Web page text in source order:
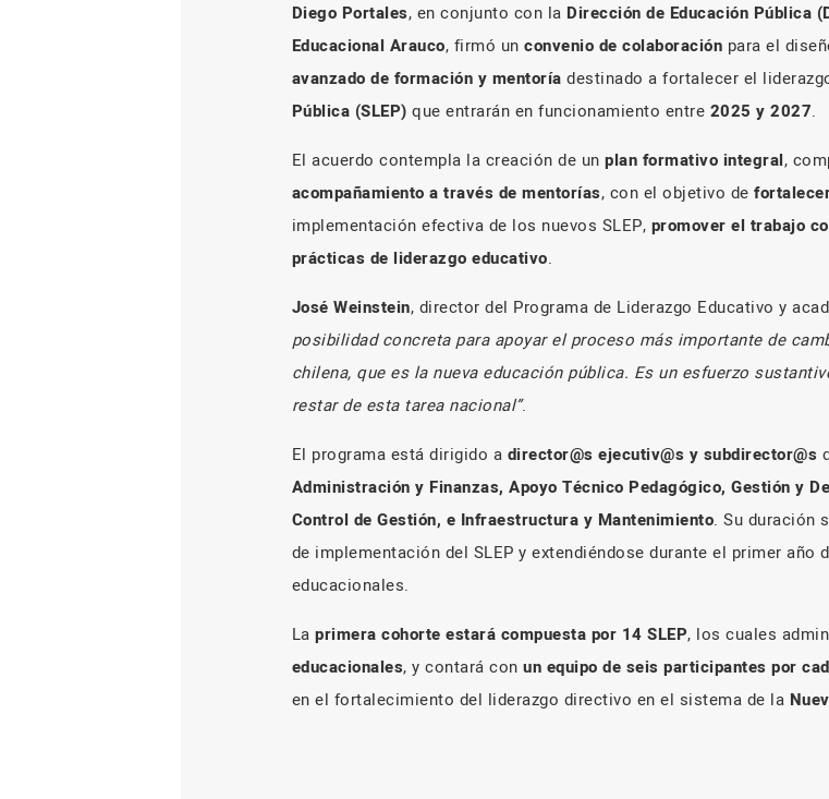
Diego Portales, en conjunto con la Dirección de Educación Pública
Educacional Arauco, firmó un convenio de colaboración para el
avanzado de formación y mentoría destinado a fortalecer el
Pública (SLEP) que entrarán en funcionamiento entre 2025 y 2027.
El acuerdo contempla la creación de un plan formativo integral,
acompañamiento a través de mentorías, con el objetivo de
implementación efectiva de los nuevos SLEP, promover el trabajo
prácticas de liderazgo educativo.
José Weinstein, director del Programa de Liderazgo Educativo y
posibilidad concreta para apoyar el proceso más importante de
chilena, que es la nueva educación pública. Es un esfuerzo
restar de esta tarea nacional”.
El programa está dirigido a director@s ejecutiv@s y subdirector@s
Administración y Finanzas, Apoyo Técnico Pedagógico, Gestión y
Control de Gestión, e Infraestructura y Mantenimiento. Su duración
de implementación del SLEP y extendiéndose durante el primer
educacionales.
La primera cohorte estará compuesta por 14 SLEP, los cuales
educacionales, y contará con un equipo de seis participantes por
en el fortalecimiento del liderazgo directivo en el sistema de la